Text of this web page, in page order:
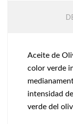
Aceite de
color verde
intensidad
verde del